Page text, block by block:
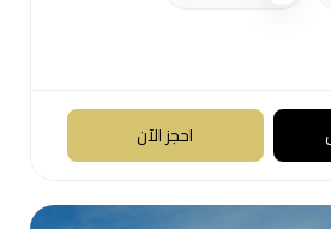
احجز الآن